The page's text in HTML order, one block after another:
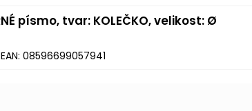
písmo, tvar: KOLEČKO, velikost: Ø
EAN: 08596699057941